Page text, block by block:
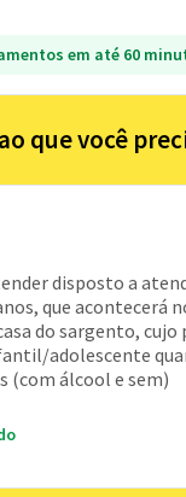
em até 60
que você
disposto a
que acontecerá
do sargento, cujo
adolescente
(com álcool e sem)